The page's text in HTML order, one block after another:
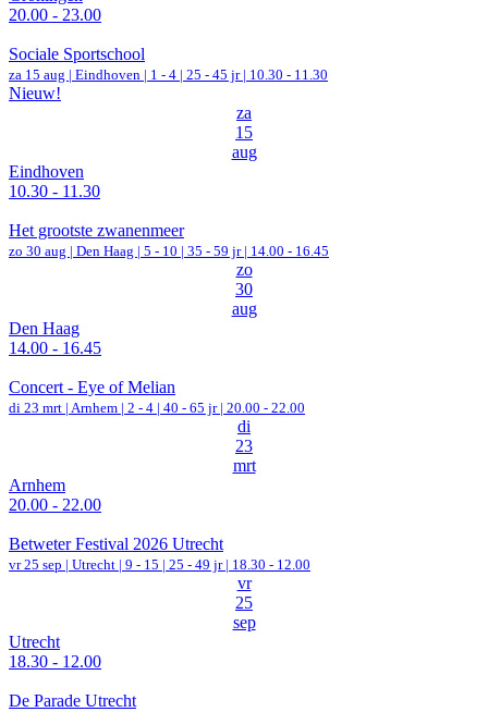
20.00 - 23.00
Sociale Sportschool
za 15 aug | Eindhoven | 1 - 4 | 25 - 45 jr | 10.30 - 11.30
Nieuw!
za
15
aug
Eindhoven
10.30 - 11.30
Het grootste zwanenmeer
zo 30 aug | Den Haag | 5 - 10 | 35 - 59 jr | 14.00 - 16.45
zo
30
aug
Den Haag
14.00 - 16.45
Concert - Eye of Melian
di 23 mrt | Arnhem | 2 - 4 | 40 - 65 jr | 20.00 - 22.00
di
23
mrt
Arnhem
20.00 - 22.00
Betweter Festival 2026 Utrecht
vr 25 sep | Utrecht | 9 - 15 | 25 - 49 jr | 18.30 - 12.00
vr
25
sep
Utrecht
18.30 - 12.00
De Parade Utrecht